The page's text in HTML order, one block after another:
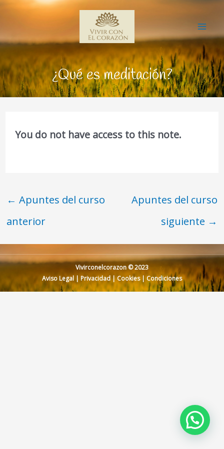
contenido
¿Qué es meditación?
You do not have access to this note.
← Apuntes del curso
anterior
Apuntes del curso
siguiente →
Vivirconelcorazon © 2023
Aviso Legal | Privacidad|Cookies| Condiciones